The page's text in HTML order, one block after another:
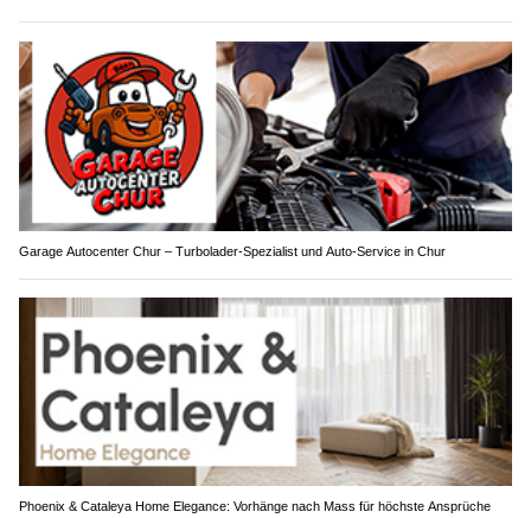
Garage Autocenter Chur – Turbolader-Spezialist und Auto-Service in Chur
Phoenix & Cataleya Home Elegance: Vorhänge nach Mass für höchste Ansprüche